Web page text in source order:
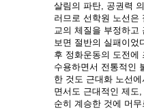
살림의 파탄, 공권력
러므로 선학원 노선은
교의 체질을 부정하고
보면 절반의 실패이었
후 정화운동의 도전에
수용하면서 전통적인
한 것도 근대화 노선
면서도 근대적인 제도
순히 계승한 것에 머